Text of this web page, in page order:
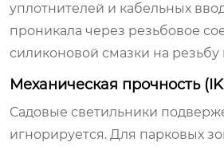
уплотнителей и кабельных
проникала через резьбовое
силиконовой смазки на
Механическая прочность
Садовые светильники
игнорируется. Для парковых